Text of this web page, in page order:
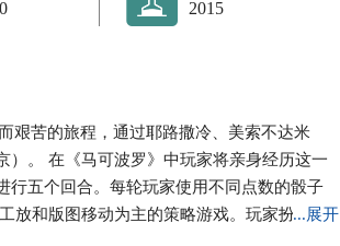
2015
艰苦的旅程，通过耶路撒冷、美索不达米
）。 在《马可波罗》中玩家将亲身经历这一
行五个回合。每轮玩家使用不同点数的骰子
放和版图移动为主的策略游戏。玩家扮演马
...展开